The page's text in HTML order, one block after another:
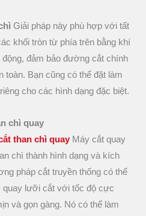
Giải pháp này phù hợp với tất
khối tròn từ phía trên bằng khí
đảm bảo đường cắt chính
toàn. Bạn cũng có thể đặt làm
cho các hình dạng đặc biệt.
chì quay
than chì quay Máy cắt quay
chì thành hình dạng và kích
pháp cắt truyền thống có thể
quay lưỡi cắt với tốc độ cực
và gọn gàng. Nó có thể làm